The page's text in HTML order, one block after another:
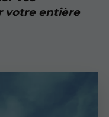
votre entière